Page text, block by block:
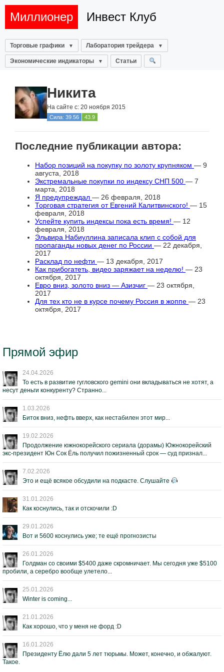
Миллионер Инвест Клуб
Торговые графики Лаборатория трейдера
Экономические индикаторы Статьи
Никита
На сайте с: 20 ноября 2015
Сила: 39.56 43.9
Последние публикации автора:
Набор позиций на покупку по золоту крупняком — 9
августа, 2018
Экстремальные покупки по индексу СНП 500 — 7
марта, 2018
Я предупреждал — 26 февраля, 2018
Торговая стратегия от Евгений Калитвинского! — 15
февраля, 2018
Успейте купить индексы пока есть время! — 12
февраля, 2018
Эльвира Набиуллина записала клип с собой для
пропаганды новых денег по России — 22 декабря,
2017
Расклад по нефти — 13 декабря, 2017
Как прибогатеть, видео заряжает на неделю! — 23
октября, 2017
Евро вниз, золото вниз — Азизчиг — 23 октября,
2017
Для тех кто не в курсе почему Россия в жоппе — 23
октября, 2017
Прямой эфир
24.04.2026
То есть в развитие гугловского gemini они вкладываться не хотят, а
несут деньги конкуренту? Странно...
1.03.2026
Биток вниз, нефть вверх, как нестабилен этот мир...
19.02.2026
Продолжение южнокорейского сериала (дорамы) Южнокорейский
экс-президент Юн Сок Ёль получил пожизненный срок — суд признал...
7.02.2026
Это и ещё всякое обсудили на подкасте. Слушайте
31.01.2026
Как коснулись, так и отскочили :D
29.01.2026
Вот и 5600 коснулись уже; те ещё прогнозисты
26.01.2026
Голдман со своими $5400 даже скромничает. Мы сегодня уже $5100
пробили, а серебро вообще улетело...
25.01.2026
Winter is coming...
21.01.2026
Как хорошо, что у меня не форд :D
16.01.2026
Президенту Ёлю дали 5 лет тюрьмы. Может, конечно, и обжалуют.
Такое.